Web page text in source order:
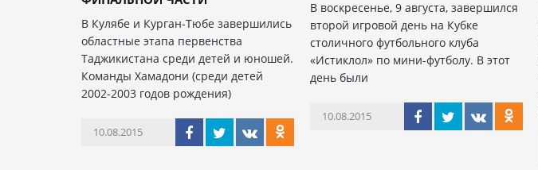
В Кулябе и Курган-Тюбе завершились
областные этапа первенства
Таджикистана среди детей и юношей.
Команды Хамадони (среди детей
2002-2003 годов рождения)
10.08.2015
В воскресенье, 9 августа, завершился
второй игровой день на Кубке
столичного футбольного клуба
«Истиклол» по мини-футболу. В этот
день были
10.08.2015